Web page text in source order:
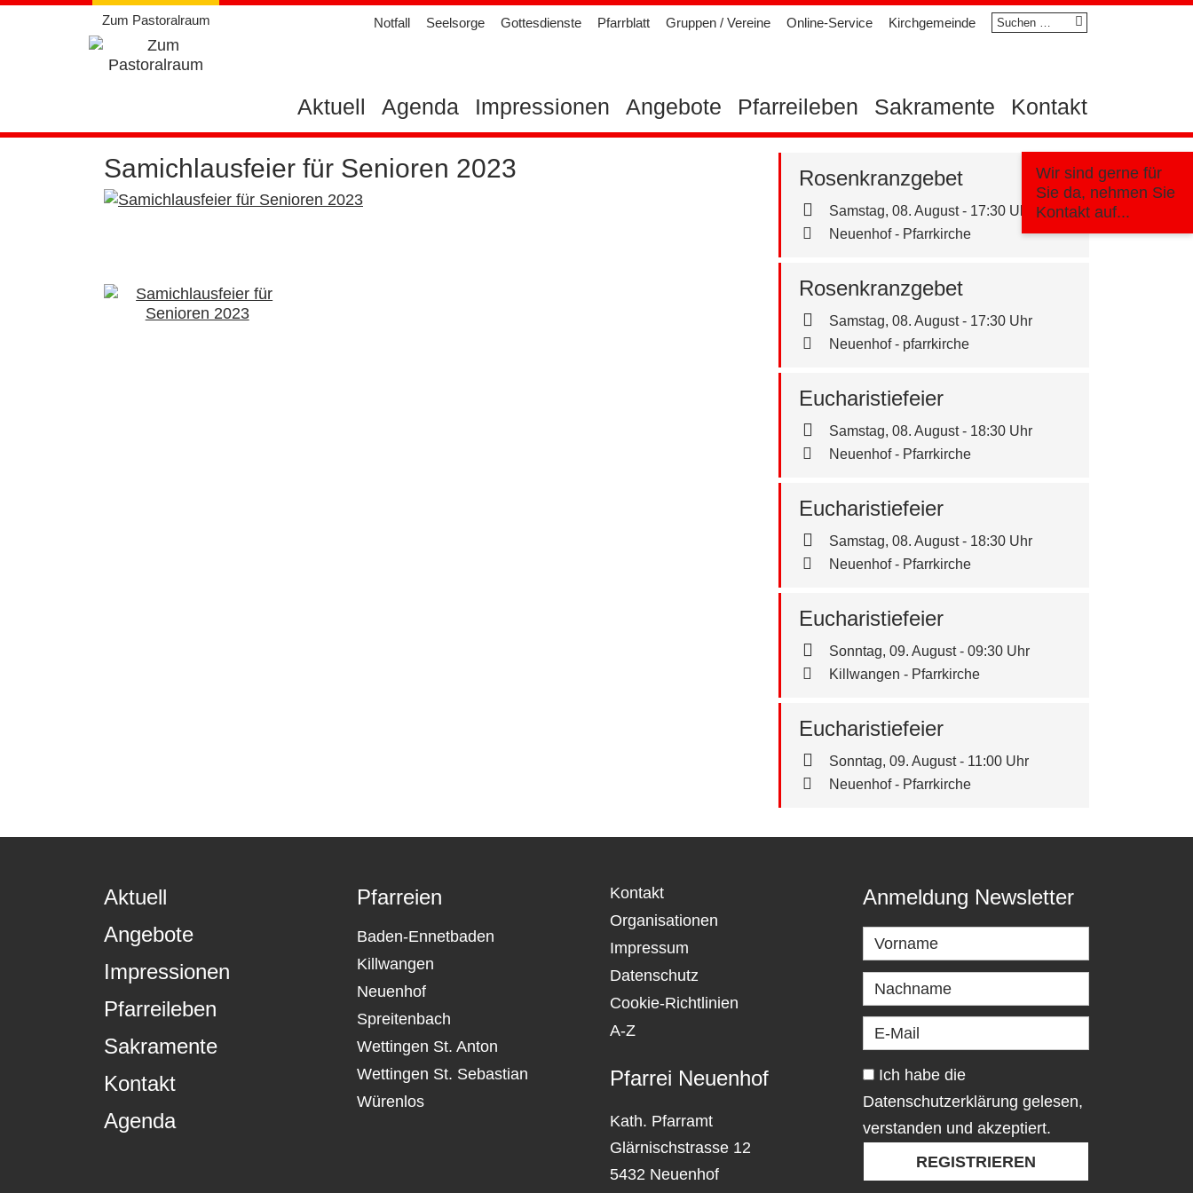
Zum Pastoralraum Notfall Seelsorge Gottesdienste Pfarrblatt Gruppen / Vereine Online-Service Kirchgemeinde
Suchen
nach:
Aktuell Agenda Impressionen Angebote Pfarreileben Sakramente Kontakt
Wir sind gerne für
Sie da, nehmen Sie
Kontakt auf...
Samichlausfeier für Senioren 2023
Samstag, 08. August - 17:30 Uhr
Neuenhof - Pfarrkirche
Rosenkranzgebet
Samstag, 08. August - 17:30 Uhr
Neuenhof - pfarrkirche
Rosenkranzgebet
Samstag, 08. August - 18:30 Uhr
Neuenhof - Pfarrkirche
Eucharistiefeier
Samstag, 08. August - 18:30 Uhr
Neuenhof - Pfarrkirche
Eucharistiefeier
Sonntag, 09. August - 09:30 Uhr
Killwangen - Pfarrkirche
Eucharistiefeier
Sonntag, 09. August - 11:00 Uhr
Neuenhof - Pfarrkirche
Eucharistiefeier
Aktuell
Angebote
Impressionen
Pfarreileben
Sakramente
Kontakt
Agenda
Pfarreien
Baden-Ennetbaden
Killwangen
Neuenhof
Spreitenbach
Wettingen St. Anton
Wettingen St. Sebastian
Würenlos
Kontakt
Organisationen
Impressum
Datenschutz
Cookie-Richtlinien
A-Z
Pfarrei Neuenhof
Kath. Pfarramt
Glärnischstrasse 12
5432 Neuenhof
Anmeldung Newsletter
Ich habe die
Datenschutzerklärung gelesen,
verstanden und akzeptiert.